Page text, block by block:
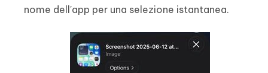
nome dell'app per una selezione istantanea.